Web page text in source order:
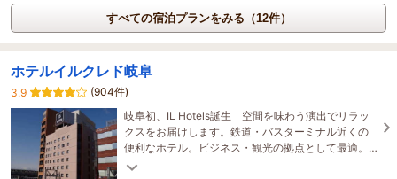
すべての宿泊プランをみる（12件）
ホテルイルクレド岐阜
3.9
(904件)
岐阜初、IL Hotels誕生 空間を味わう演出でリラッ
クスをお届けします。鉄道・バスターミナル近くの
便利なホテル。ビジネス・観光の拠点として最適。
女性ひとり旅も安心。